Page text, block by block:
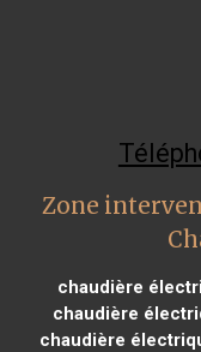
Zone
chaudière
chaudière
chaudière